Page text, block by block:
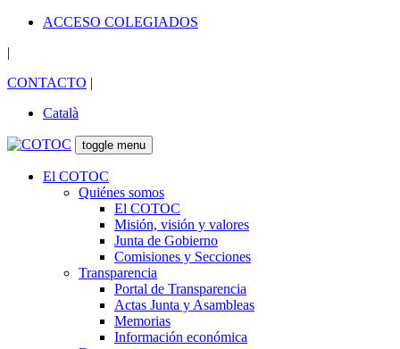
ACCESO COLEGIADOS
|
CONTACTO |
Català
toggle menu
El COTOC
Quiénes somos
El COTOC
Misión, visión y valores
Junta de Gobierno
Comisiones y Secciones
Transparencia
Portal de Transparencia
Actas Junta y Asambleas
Memorias
Información económica